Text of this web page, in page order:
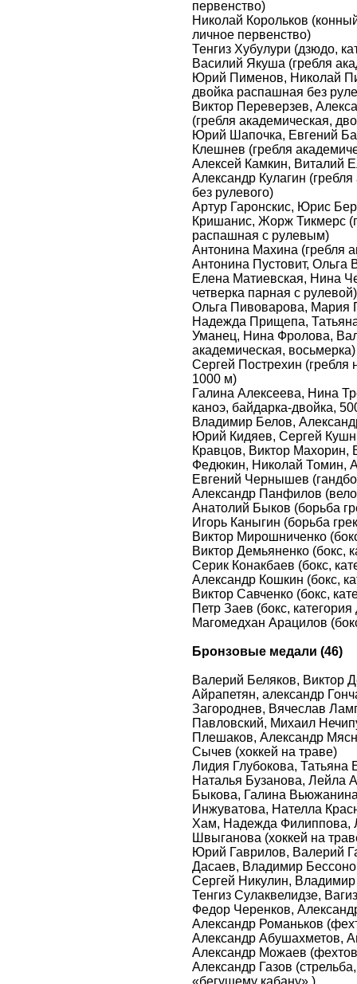
первенство)
Николай Корольков
личное первенство)
Тенгиз Хубулури (дзюдо,
Василий Якуша (гребля
Юрий Пименов, Николай
двойка распашная без
Виктор Переверзев,
(гребля академическая,
Юрий Шапочка, Евгений
Клешнев (гребля
Алексей Камкин, Виталий
Александр Кулагин
без рулевого)
Артур Гаронскис, Юрис
Кришанис, Жорж Тикмерс
распашная с рулевым)
Антонина Махина (гребля
Антонина Пустовит,
Елена Матиевская, Нина
четверка парная с рулевой)
Ольга Пивоварова, Мария
Надежда Прищепа,
Уманец, Нина Фролова,
академическая, восьмерка)
Сергей Пострехин (гребля
1000 м)
Галина Алексеева, Нина
каноэ, байдарка-двойка,
Владимир Белов,
Юрий Кидяев, Сергей
Кравцов, Виктор Махорин,
Федюкин, Николай Томин,
Евгений Чернышев
Александр Панфилов
Анатолий Быков (борьба
Игорь Каныгин (борьба
Виктор Мирошниченко
Виктор Демьяненко (бокс,
Серик Конакбаев (бокс,
Александр Кошкин (бокс,
Виктор Савченко (бокс,
Петр Заев (бокс, категория
Магомедхан Арацилов
Бронзовые медали (46)
Валерий Беляков, Виктор
Айрапетян, александр
Загороднев, Вячеслав
Павловский, Михаил
Плешаков, Александр
Сычев (хоккей на траве)
Лидия Глубокова,
Наталья Бузанова, Лейла
Быкова, Галина
Инжуватова, Нателла
Хам, Надежда Филиппова,
Швыганова (хоккей на
Юрий Гаврилов, Валерий
Дасаев, Владимир
Сергей Никулин,
Тенгиз Сулаквелидзе,
Федор Черенков,
Александр Романьков
Александр Абушахметов,
Александр Можаев
Александр Газов